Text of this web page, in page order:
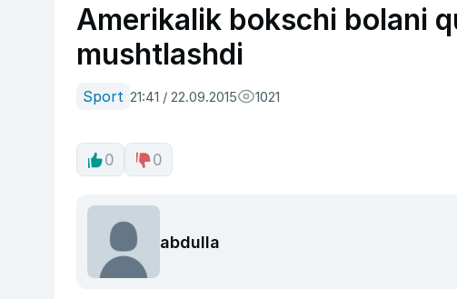
Amerikalik bokschi bolani
mushtlashdi
Sport 21:41 / 22.09.2015 1021
0 0
abdulla